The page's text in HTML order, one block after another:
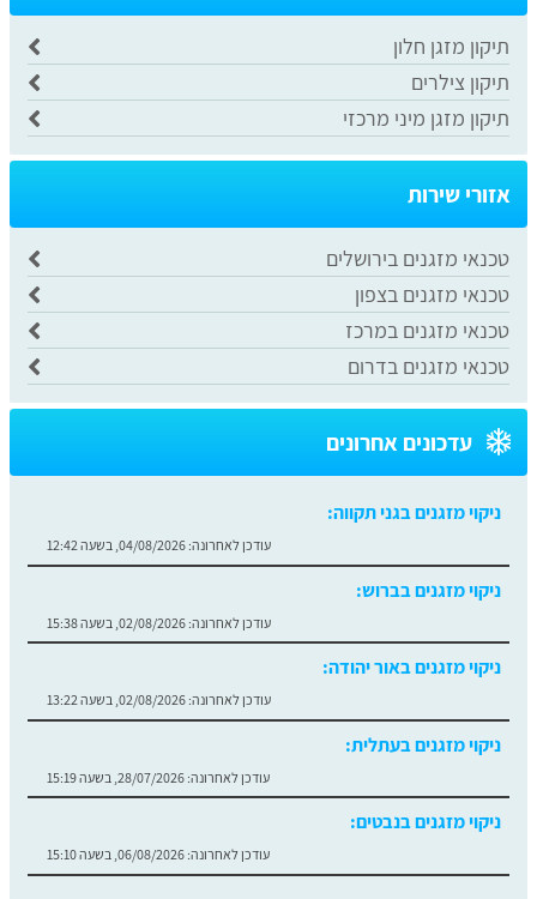
תיקון מזגן חלון
תיקון צילרים
תיקון מזגן מיני מרכזי
אזורי שירות
טכנאי מזגנים בירושלים
טכנאי מזגנים בצפון
​טכנאי מזגנים במרכז
​טכנאי מזגנים בדרום
עדכונים אחרונים
ניקוי מזגנים בגני תקווה:
עודכן לאחרונה: 04/08/2026, בשעה 12:42
ניקוי מזגנים בברוש:
עודכן לאחרונה: 02/08/2026, בשעה 15:38
ניקוי מזגנים באור יהודה:
עודכן לאחרונה: 02/08/2026, בשעה 13:22
ניקוי מזגנים בעתלית:
עודכן לאחרונה: 28/07/2026, בשעה 15:19
ניקוי מזגנים בנבטים:
עודכן לאחרונה: 06/08/2026, בשעה 15:10